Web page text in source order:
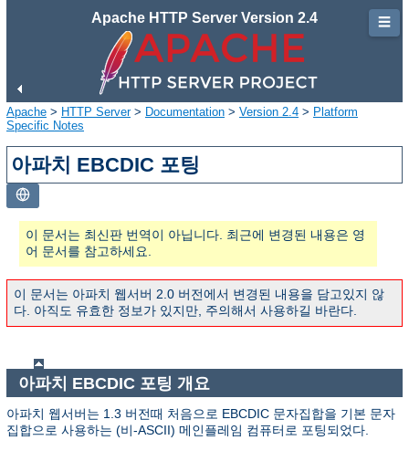
Apache HTTP Server Version 2.4
Apache > HTTP Server> Documentation > Version 2.4 > Platform
Specific Notes
아파치 EBCDIC 포팅
이 문서는 최신판 번역이 아닙니다. 최근에 변경된 내용은 영
어 문서를 참고하세요.
이 문서는 아파치 웹서버 2.0 버전에서 변경된 내용을 담고있지 않
다. 아직도 유효한 정보가 있지만, 주의해서 사용하길 바란다.
아파치 EBCDIC 포팅 개요
아파치 웹서버는 1.3 버전때 처음으로 EBCDIC 문자집합을 기본 문자
집합으로 사용하는 (비-ASCII) 메인플레임 컴퓨터로 포팅되었다.
☰